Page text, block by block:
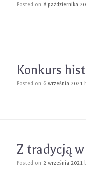
Posted on 8 października
Konkurs
Posted on 6 września 2021
Z tradycją w
Posted on 2 września 2021